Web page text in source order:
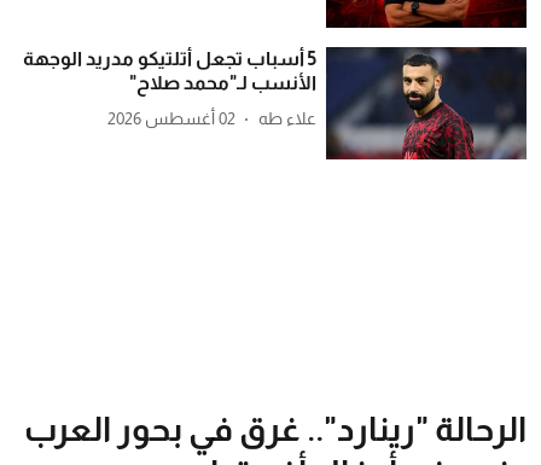
5 أسباب تجعل أتلتيكو مدريد الوجهة
الأنسب لـ"محمد صلاح"
علاء طه 02 أغسطس 2026
الرحالة "رينارد".. غرق في بحور العرب